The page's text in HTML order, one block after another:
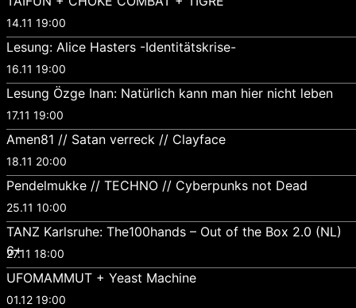
14.11 19:00
Lesung: Alice Hasters -Identitätskrise-
16.11 19:00
Lesung Özge Inan: Natürlich kann man hier nicht leben
17.11 19:00
Amen81 // Satan verreck // Clayface
18.11 20:00
Pendelmukke // TECHNO // Cyberpunks not Dead
25.11 10:00
TANZ Karlsruhe: The100hands – Out of the Box 2.0 (NL)
6+
27.11 18:00
UFOMAMMUT + Yeast Machine
01.12 19:00